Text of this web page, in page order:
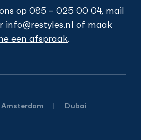
op 085 – 025 00 04, mail
info@restyles.nl of maak
een afspraak.
Amsterdam Dubai